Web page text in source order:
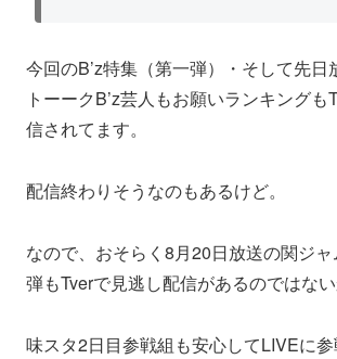
今回のB’z特集（第一弾）・そして先日
トーークB’z芸人もお願いランキングも
信されてます。
配信終わりそうなのもあるけど。
なので、おそらく8月20日放送の関ジャ
弾もTverで見逃し配信があるのではない
味スタ2日目参戦組も安心してLIVEに